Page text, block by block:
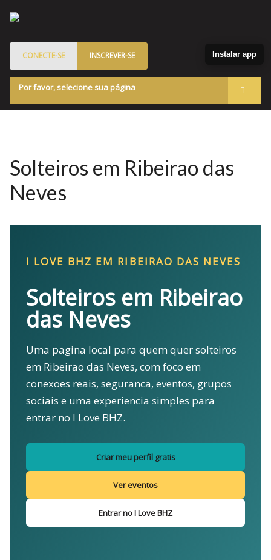
CONECTE-SE INSCREVER-SE
Por favor, selecione sua página
Programa de Patrocinados
Marketplace
Solteiros em Ribeirao das
Neves
I LOVE BHZ EM RIBEIRAO DAS NEVES
Solteiros em Ribeirao
das Neves
Uma pagina local para quem quer solteiros
em Ribeirao das Neves, com foco em
conexoes reais, seguranca, eventos, grupos
sociais e uma experiencia simples para
entrar no I Love BHZ.
Criar meu perfil gratis
Ver eventos
Entrar no I Love BHZ
Instalar app